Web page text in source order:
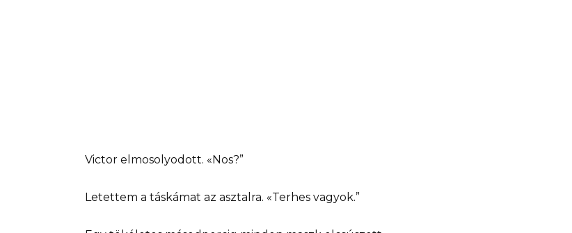
Victor elmosolyodott. «Nos?”
Letettem a táskámat az asztalra. «Terhes vagyok.”